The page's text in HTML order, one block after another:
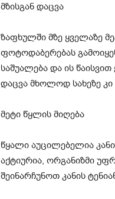
მზისგან დაცვა
ზაფხულში მზე ყველაზე
ფოტოდაბერებას
საშუალება და ის
დაცვა მხოლოდ სახეზე კი
მეტი წყლის მიღება
წყალი აუცილებელია
აქტიურია, ორგანიზმი
შეინარჩუნოთ კანის